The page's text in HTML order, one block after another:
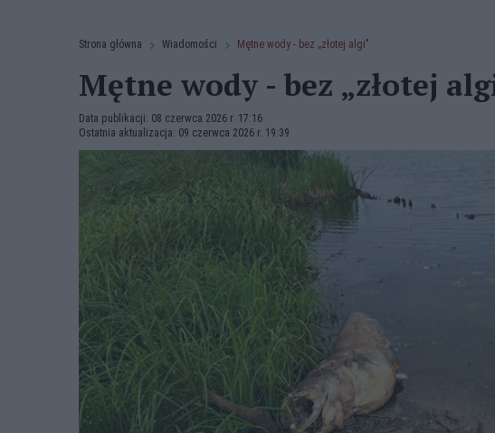
Strona główna Wiadomości Mętne wody - bez „złotej algi"
Mętne wody - bez „złotej
Data publikacji: 08 czerwca 2026 r. 17:16
Ostatnia aktualizacja: 09 czerwca 2026 r. 19:39